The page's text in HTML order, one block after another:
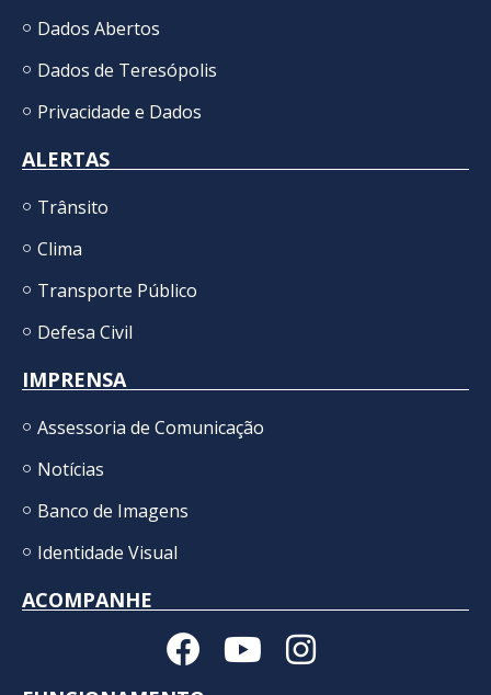
Dados Abertos
Dados de Teresópolis
Privacidade e Dados
ALERTAS
Trânsito
Clima
Transporte Público
Defesa Civil
IMPRENSA
Assessoria de Comunicação
Notícias
Banco de Imagens
Identidade Visual
ACOMPANHE